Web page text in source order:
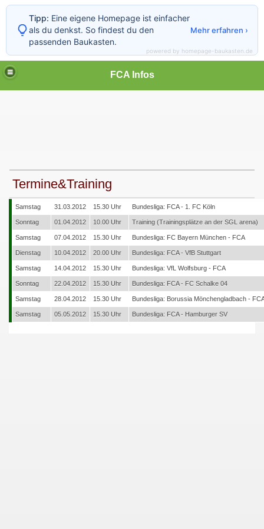
FCA Infos
Termine&Training
Samstag 31.03.2012 15.30 Uhr Bundesliga: FCA - 1. FC Köln
Sonntag 01.04.2012 10.00 Uhr Training (Trainingsplätze an der SGL arena)
Samstag 07.04.2012 15.30 Uhr Bundesliga: FC Bayern München - FCA
Dienstag 10.04.2012 20.00 Uhr Bundesliga: FCA - VfB Stuttgart
Samstag 14.04.2012 15.30 Uhr Bundesliga: VfL Wolfsburg - FCA
Sonntag 22.04.2012 15.30 Uhr Bundesliga: FCA - FC Schalke 04
Samstag 28.04.2012 15.30 Uhr Bundesliga: Borussia Mönchengladbach -
Samstag 05.05.2012 15.30 Uhr Bundesliga: FCA - Hamburger SV
Tipp: Eine eigene Homepage ist einfacher
als du denkst. So findest du den
passenden Baukasten.
Mehr erfahren ›
powered by homepage-baukasten.de